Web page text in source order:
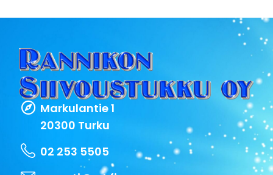
Markulantie 1
20300 Turku
02 253 5505